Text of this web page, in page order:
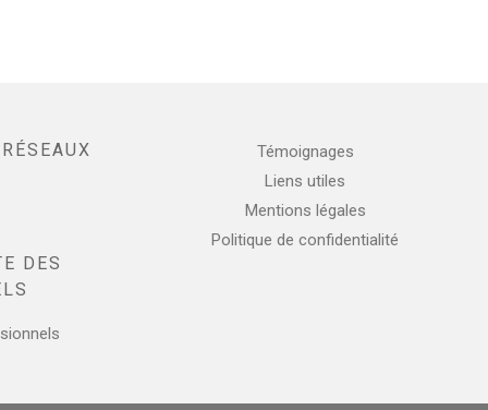
DES
Témoignages
Liens utiles
Mentions légales
Politique de confidentialité